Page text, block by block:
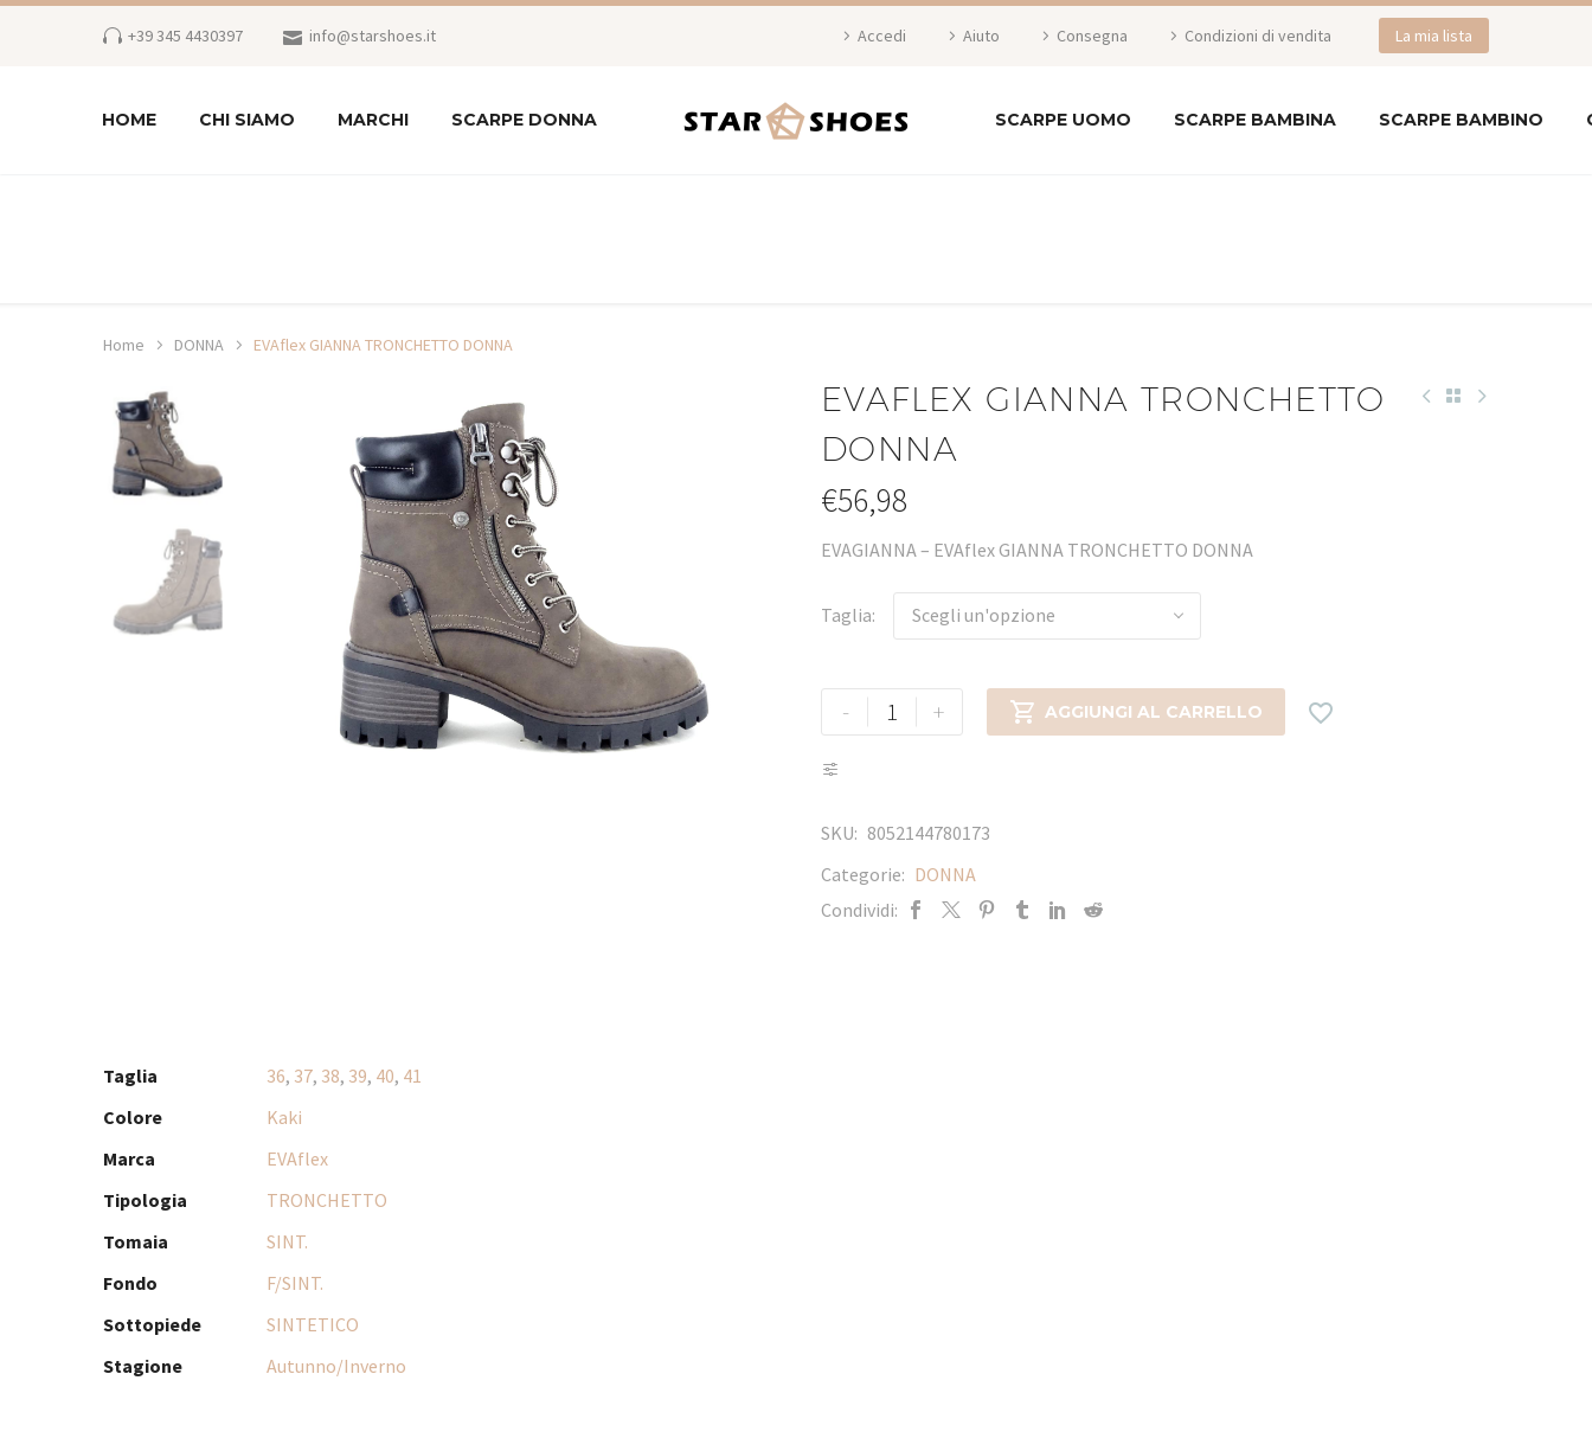
+39 345 4430397 info@starshoes.it Accedi Aiuto Consegna Condizioni di vendita La mia lista
HOME CHI SIAMO MARCHI SCARPE DONNA SCARPE UOMO SCARPE BAMBINA SCARPE BAMBINO
Home DONNA EVAflex GIANNA TRONCHETTO DONNA
EVAFLEX GIANNA TRONCHETTO
DONNA
€56,98
EVAGIANNA – EVAflex GIANNA TRONCHETTO DONNA
Taglia Scegli un'opzione
- +  AGGIUNGI AL CARRELLO 
SKU: 8052144780173
Categorie: DONNA
Condividi:
Taglia 36, 37, 38, 39, 40, 41
Colore
Kaki
Marca
EVAflex
Tipologia
TRONCHETTO
Tomaia
SINT.
Fondo
F/SINT.
Sottopiede
SINTETICO
Stagione
Autunno/Inverno